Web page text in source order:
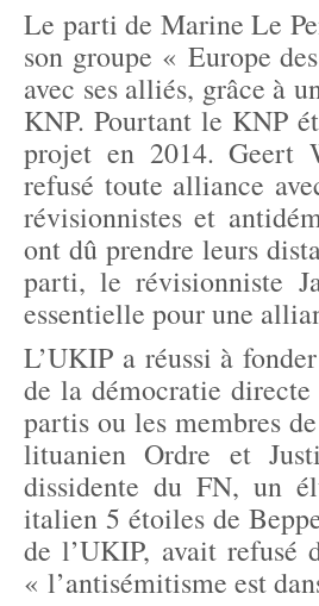
Le parti de Marine Le
son groupe « Europe
avec ses alliés, grâce à
KNP. Pourtant le KNP
projet en 2014. Geert
refusé toute alliance
révisionnistes et
ont dû prendre leurs
parti, le révisionniste
essentielle pour une
L’UKIP a réussi à
de la démocratie
partis ou les membres
lituanien Ordre et
dissidente du FN, un
italien 5 étoiles de
de l’UKIP, avait refusé
« l’antisémitisme est